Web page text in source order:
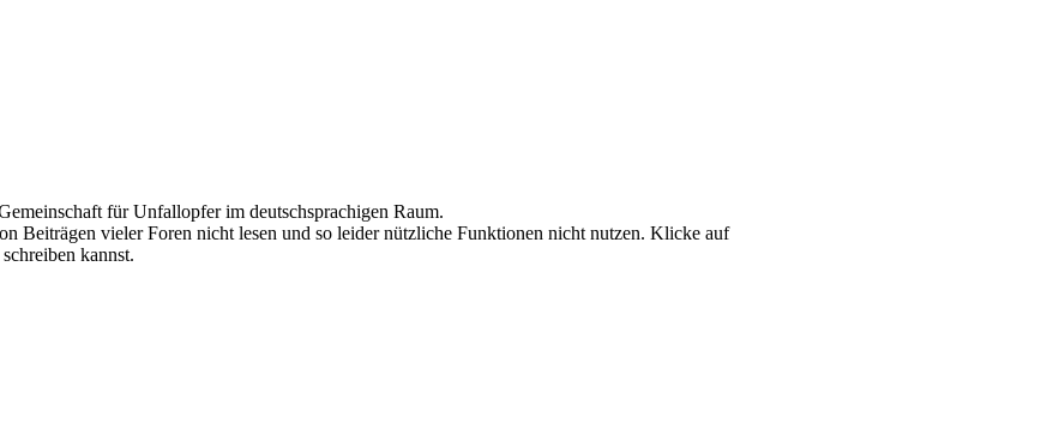
für Unfallopfer im deutschsprachigen Raum.
Beiträgen vieler Foren nicht lesen und so leider nützliche Funktionen nicht nutzen. Klicke auf
kannst.